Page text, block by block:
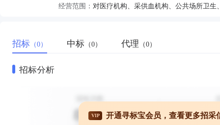
经营范围：
招标 （0） 中标 （0） 代理 （0）
招标分析
VIP 开通寻标宝会员，查看更多招采